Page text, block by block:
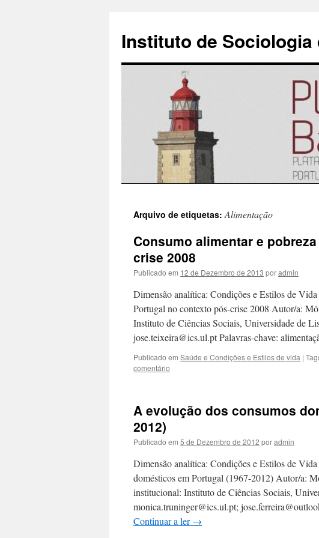
Instituto de
para
conteúdo
Arquivo de etiquetas:Alimentação
Consumo alimentar e
crise 2008
Publicado em 12 de Dezembro de 2013 poradmin
Dimensão analítica: Condições e Estilos de
Portugal no contexto pós-crise 2008 Autor/a:
Instituto de Ciências Sociais, Universidade de
jose.teixeira@ics.ul.pt Palavras-chave:
Publicado em Saúde e Condições e Estilos de vida |
comentário
A evolução dos consumos
2012)
Publicado em 5 de Dezembro de 2012 poradmin
Dimensão analítica: Condições e Estilos de
domésticos em Portugal (1967-2012) Autor/a:
institucional: Instituto de Ciências Sociais,
monica.truninger@ics.ul.pt;
Continuar a ler→